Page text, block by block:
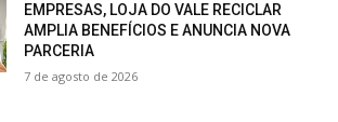
EMPRESAS, LOJA DO VALE RECICLAR
AMPLIA BENEFÍCIOS E ANUNCIA NOVA
PARCERIA
7 de agosto de 2026